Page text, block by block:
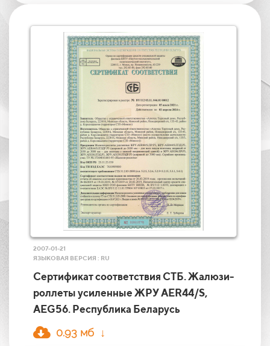
2007-01-21
ЯЗЫКОВАЯ ВЕРСИЯ : RU
Сертификат соответствия СТБ. Жалюзи-
роллеты усиленные ЖРУ AER44/S,
AEG56. Республика Беларусь
0.93 мб ↓